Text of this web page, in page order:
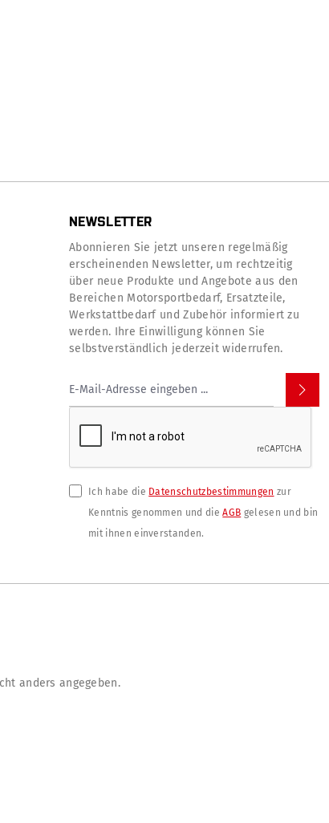
NEWSLETTER
Abonnieren Sie jetzt unseren regelmäßig
erscheinenden Newsletter, um rechtzeitig
über neue Produkte und Angebote aus den
Bereichen Motorsportbedarf, Ersatzteile,
Werkstattbedarf und Zubehör informiert zu
werden. Ihre Einwilligung können Sie
selbstverständlich jederzeit widerrufen.
Ich habe die Datenschutzbestimmungen zur
Kenntnis genommen und dieAGB gelesen und bin
mit ihnen einverstanden.
anders angegeben.